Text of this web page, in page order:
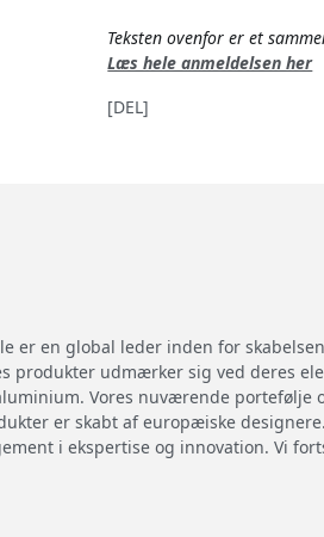
Teksten ovenfor er et
Læs hele anmeldelsen her
[DEL]
er en global leder inden for
produkter udmærker sig ved deres
Vores nuværende portefølje
er skabt af europæiske
i ekspertise og innovation. Vi